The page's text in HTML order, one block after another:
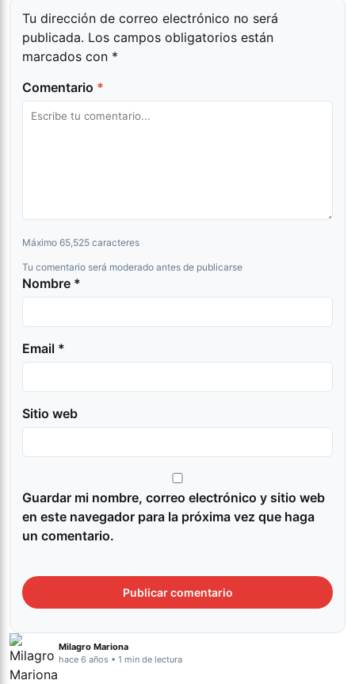
Tu dirección de correo electrónico no será
publicada. Los campos obligatorios están
marcados con *
Comentario *
Máximo 65,525 caracteres
Tu comentario será moderado antes de publicarse
Nombre *
Email *
Sitio web
Guardar mi nombre, correo electrónico y sitio web
en este navegador para la próxima vez que haga
un comentario.
Milagro Mariona
hace 6 años • 1 min de lectura